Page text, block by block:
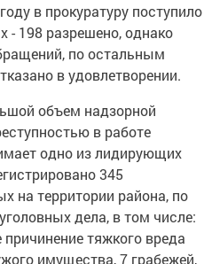
в прокуратуру поступило
- 198 разрешено, однако
по остальным
в удовлетворении.
объем надзорной
в работе
одно из лидирующих
345
на территории района, по
дела, в том числе:
тяжкого вреда
имущества, 7 грабежей,